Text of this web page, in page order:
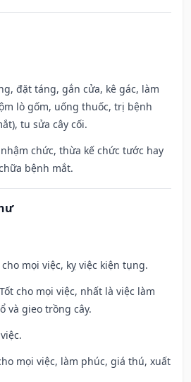
đặt táng, gắn cửa, kê gác, làm
lò gốm, uống thuốc, trị bệnh
tu sửa cây cối.
chức, thừa kế chức tước hay
bệnh mắt.
mọi việc, kỵ việc kiện tụng.
cho mọi việc, nhất là việc làm
và gieo trồng cây.
mọi việc, làm phúc, giá thú, xuất